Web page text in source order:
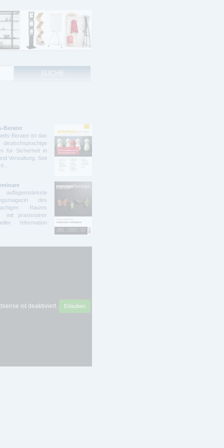
Berater
Berater ist das
für Sicherheit in
Verwaltung. Seit
des
Raums
mit praxisnaher
Information
ist deaktiviert. Erlauben